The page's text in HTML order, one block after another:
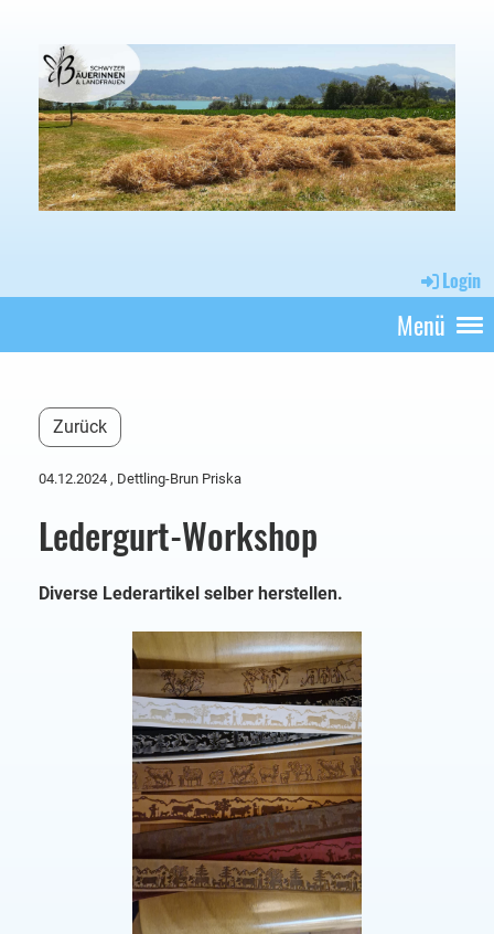
Login
Menü
Zurück
04.12.2024 , Dettling-Brun Priska
Ledergurt-Workshop
Diverse Lederartikel selber herstellen.